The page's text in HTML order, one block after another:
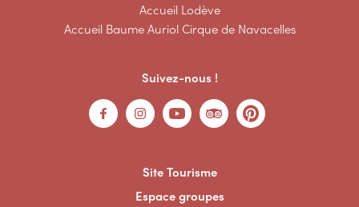
Accueil Lodève
Accueil Baume Auriol Cirque de Navacelles
Suivez-nous !
Site Tourisme
Espace groupes